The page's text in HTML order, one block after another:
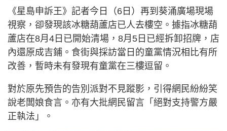
《星島申訴王》記者今日（6日）再到葵涌廣場現場
視察，卻發現該冰糖葫蘆店已人去樓空。據指冰糖葫
蘆店在8月4日已開始清場，8月5日已經拆卸招牌，店
內還原成吉鋪。食街與採訪當日的童黨情況相比有所
改善，暫時未有發現有童黨在三樓逗留。
對於原先預告的告別派對不見蹤影，引得網民紛紛笑
說老闆娘食言。亦有大批網民留言「絕對支持警方嚴
正執法」。